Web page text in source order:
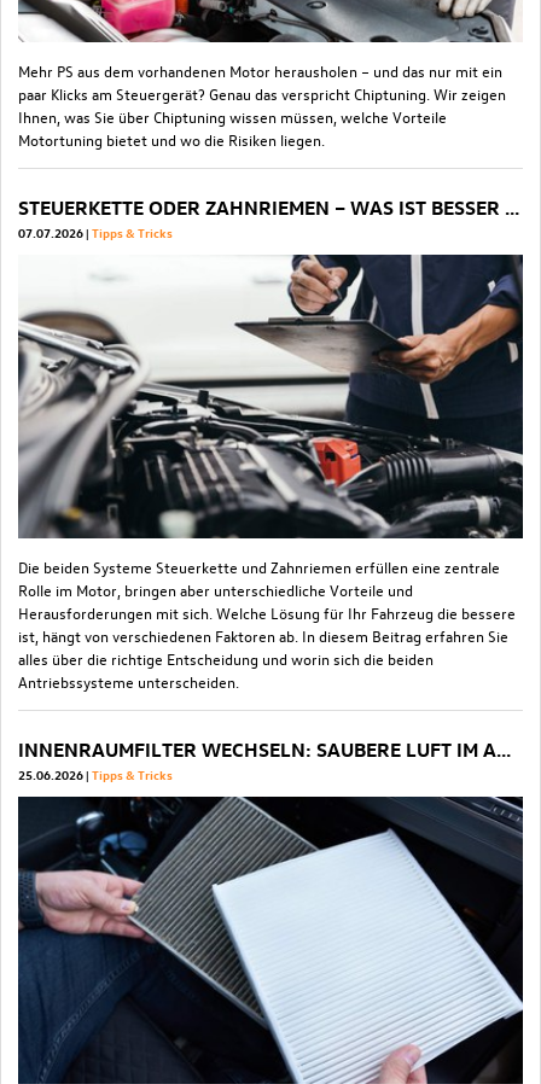
Mehr PS aus dem vorhandenen Motor herausholen – und das nur mit ein
paar Klicks am Steuergerät? Genau das verspricht Chiptuning. Wir zeigen
Ihnen, was Sie über Chiptuning wissen müssen, welche Vorteile
Motortuning bietet und wo die Risiken liegen.
STEUERKETTE ODER ZAHNRIEMEN – WAS IST BESSER FÜR IHR AUTO?
07.07.2026 Tipps & Tricks
Die beiden Systeme Steuerkette und Zahnriemen erfüllen eine zentrale
Rolle im Motor, bringen aber unterschiedliche Vorteile und
Herausforderungen mit sich. Welche Lösung für Ihr Fahrzeug die bessere
ist, hängt von verschiedenen Faktoren ab. In diesem Beitrag erfahren Sie
alles über die richtige Entscheidung und worin sich die beiden
Antriebssysteme unterscheiden.
INNENRAUMFILTER WECHSELN: SAUBERE LUFT IM AUTO GARANTIERT
25.06.2026 Tipps & Tricks